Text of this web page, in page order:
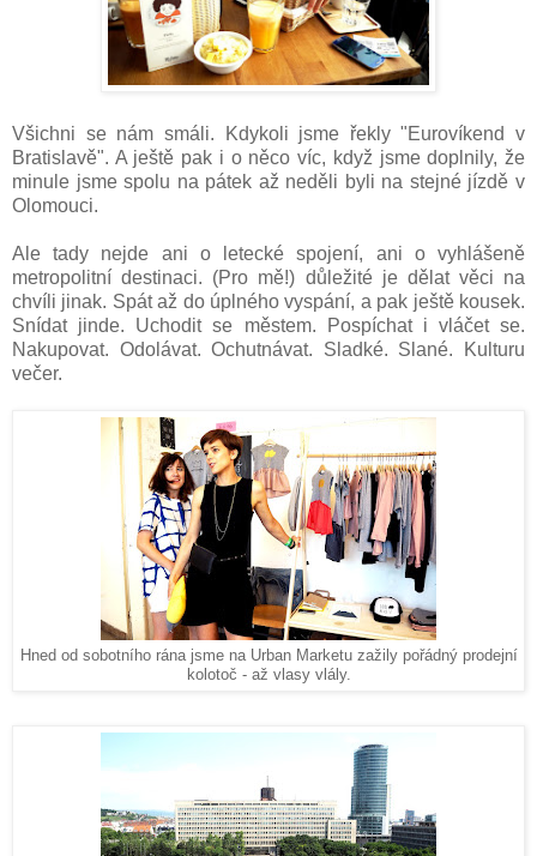
Všichni se nám smáli. Kdykoli jsme řekly "Eurovíkend v
Bratislavě". A ještě pak i o něco víc, když jsme doplnily, že
minule jsme spolu na pátek až neděli byli na stejné jízdě v
Olomouci.
Ale tady nejde ani o letecké spojení, ani o vyhlášeně
metropolitní destinaci. (Pro mě!) důležité je dělat věci na
chvíli jinak. Spát až do úplného vyspání, a pak ještě kousek.
Snídat jinde. Uchodit se městem. Pospíchat i vláčet se.
Nakupovat. Odolávat. Ochutnávat. Sladké. Slané. Kulturu
večer.
Hned od sobotního rána jsme na Urban Marketu zažily pořádný prodejní
kolotoč - až vlasy vlály.